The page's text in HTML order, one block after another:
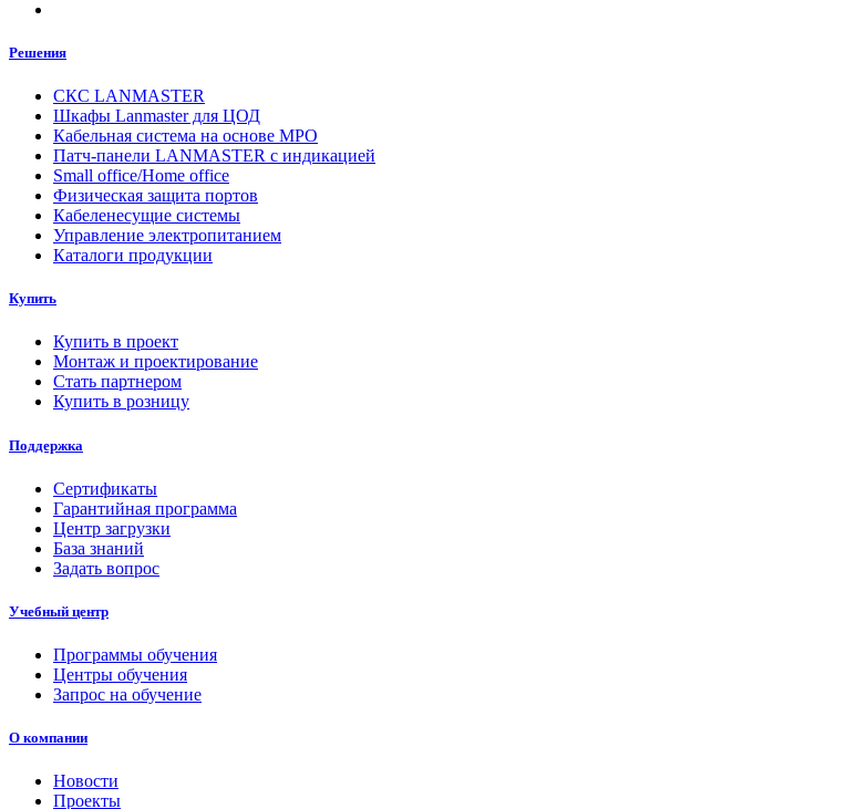
Решения
СКС LANMASTER
Шкафы Lanmaster для ЦОД
Кабельная система на основе MPO
Патч-панели LANMASTER с индикацией
Small office/Home office
Физическая защита портов
Кабеленесущие системы
Управление электропитанием
Каталоги продукции
Купить
Купить в проект
Монтаж и проектирование
Стать партнером
Купить в розницу
Поддержка
Сертификаты
Гарантийная программа
Центр загрузки
База знаний
Задать вопрос
Учебный центр
Программы обучения
Центры обучения
Запрос на обучение
О компании
Новости
Проекты